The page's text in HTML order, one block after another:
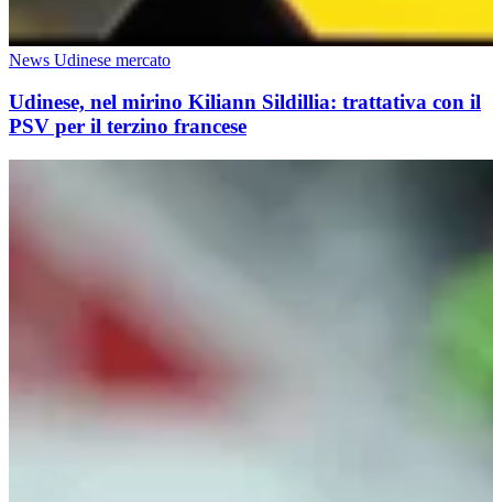
News Udinese mercato
Udinese, nel mirino Kiliann Sildillia: trattativa con il
PSV per il terzino francese